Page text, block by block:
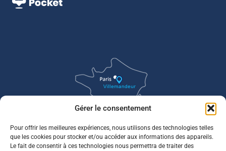
Gérer le consentement
Pour offrir les meilleures expériences, nous utilisons des technologies telles
que les cookies pour stocker et/ou accéder aux informations des appareils.
Le fait de consentir à ces technologies nous permettra de traiter des